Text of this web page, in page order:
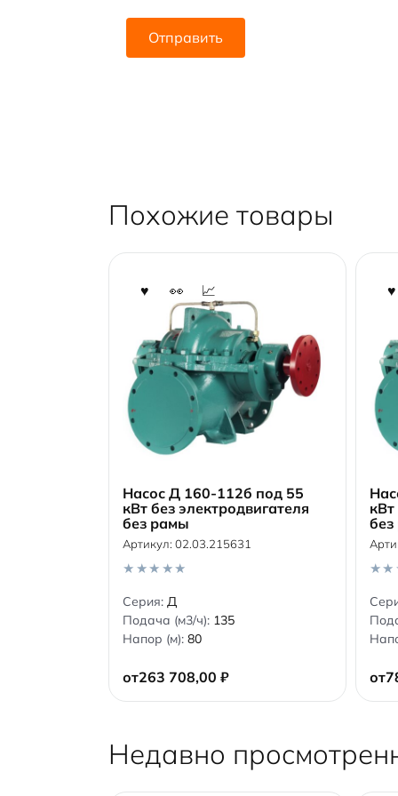
Похожие товары
Насос Д 160-112б под 55
кВт без электродвигателя
без рамы
от263 708,00 ₽
Артикул: 02.03.215631
0
o
u
t
o
5
Серия: Д
Подача (м3/ч): 135
Напор (м): 80
кВт
от
0
o
u
t
o
5
Недавно